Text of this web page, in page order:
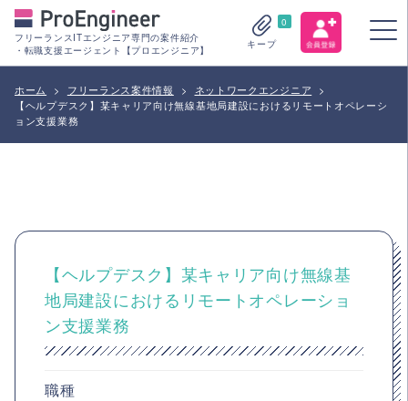
フリーランスITエンジニア専門の案件紹介
・転職支援エージェント【プロエンジニア】
0
キープ
ホーム > フリーランス案件情報 > ネットワークエンジニア
>
【ヘルプデスク】某キャリア向け無線基地局建設におけるリモートオペレーシ
ョン支援業務
【ヘルプデスク】某キャリア向け無線基
地局建設におけるリモートオペレーショ
ン支援業務
職種